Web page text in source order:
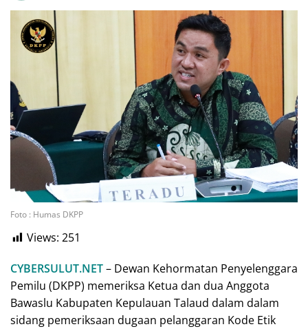
Foto : Humas DKPP
Views: 251
CYBERSULUT.NET– Dewan Kehormatan Penyelenggara
Pemilu (DKPP) memeriksa Ketua dan dua Anggota
Bawaslu Kabupaten Kepulauan Talaud dalam dalam
sidang pemeriksaan dugaan pelanggaran Kode Etik